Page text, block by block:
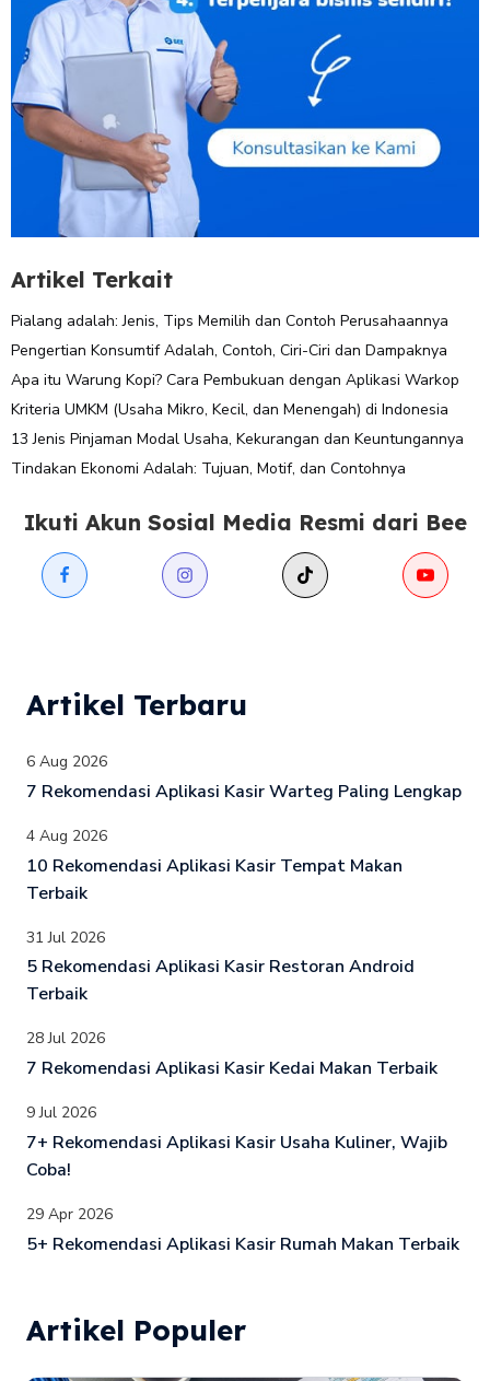
Artikel Terkait
Pialang adalah: Jenis, Tips Memilih dan Contoh Perusahaannya
Pengertian Konsumtif Adalah, Contoh, Ciri-Ciri dan Dampaknya
Apa itu Warung Kopi? Cara Pembukuan dengan Aplikasi Warkop
Kriteria UMKM (Usaha Mikro, Kecil, dan Menengah) di Indonesia
13 Jenis Pinjaman Modal Usaha, Kekurangan dan Keuntungannya
Tindakan Ekonomi Adalah: Tujuan, Motif, dan Contohnya
Ikuti Akun Sosial Media Resmi dari Bee
Artikel Terbaru
6 Aug 2026
7 Rekomendasi Aplikasi Kasir Warteg Paling Lengkap
4 Aug 2026
10 Rekomendasi Aplikasi Kasir Tempat Makan
Terbaik
31 Jul 2026
5 Rekomendasi Aplikasi Kasir Restoran Android
Terbaik
28 Jul 2026
7 Rekomendasi Aplikasi Kasir Kedai Makan Terbaik
9 Jul 2026
7+ Rekomendasi Aplikasi Kasir Usaha Kuliner, Wajib
Coba!
29 Apr 2026
5+ Rekomendasi Aplikasi Kasir Rumah Makan Terbaik
Artikel Populer